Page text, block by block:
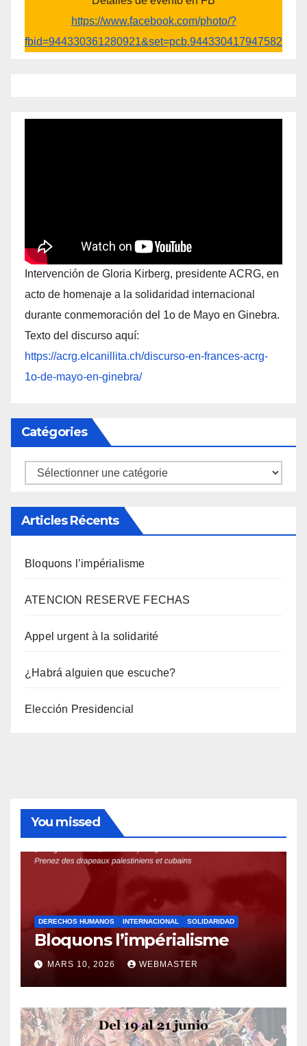
https://www.facebook.com/photo/?
fbid=944330361280921&set=pcb.944330417947582
Intervención de Gloria Kirberg, presidente ACRG, en
acto de homenaje a la solidaridad internacional
durante conmemoración del 1o de Mayo en Ginebra.
Texto del discurso aquí:
https://acrg.elcanillita.ch/discurso-en-frances-acrg-
1o-de-mayo-en-ginebra/
Catégories
Catégories
Articles Récents
Bloquons l’impérialisme
ATENCION RESERVE FECHAS
Appel urgent à la solidarité
¿Habrá alguien que escuche?
Elección Presidencial
You missed
DERECHOS HUMANOS INTERNACIONAL SOLIDARIDAD
Bloquons l’impérialisme
MARS 10, 2026 WEBMASTER